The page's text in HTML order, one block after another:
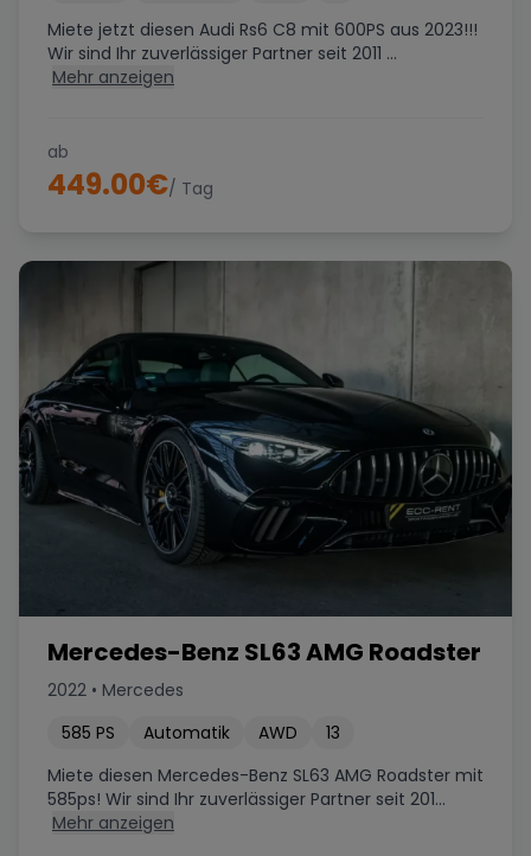
Miete jetzt diesen Audi Rs6 C8 mit 600PS aus 2023!!!
Wir sind Ihr zuverlässiger Partner seit 2011 ...
Mehr anzeigen
ab
449.00€/ Tag
Mercedes-Benz SL63 AMG Roadster
2022 • Mercedes
585 PS Automatik AWD
13
Miete diesen Mercedes-Benz SL63 AMG Roadster mit
585ps! Wir sind Ihr zuverlässiger Partner seit 201...
Mehr anzeigen